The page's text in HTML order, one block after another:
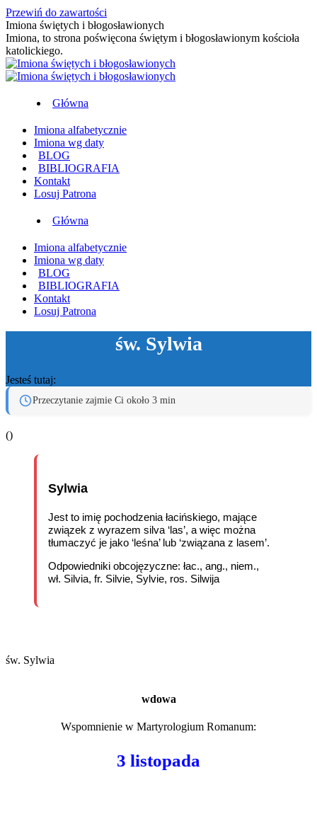
Przewiń do zawartości
Imiona świętych i błogosławionych
Imiona, to strona poświęcona świętym i błogosławionym kościoła
katolickiego.
Główna
Imiona alfabetycznie
Imiona wg daty
BLOG
BIBLIOGRAFIA
Kontakt
Losuj Patrona
Główna
Imiona alfabetycznie
Imiona wg daty
BLOG
BIBLIOGRAFIA
Kontakt
Losuj Patrona
św. Sylwia
Jesteś tutaj:
Przeczytanie zajmie Ci około 3 min
()
Sylwia
Jest to imię pochodzenia łacińskiego, mające
związek z wyrazem silva ‘las’, a więc można
tłumaczyć je jako ‘leśna’ lub ‘związana z lasem’.
Odpowiedniki obcojęzyczne: łac., ang., niem.,
wł. Silvia, fr. Silvie, Sylvie, ros. Silwija
św. Sylwia
wdowa
Wspomnienie w Martyrologium Romanum:
3 listopada